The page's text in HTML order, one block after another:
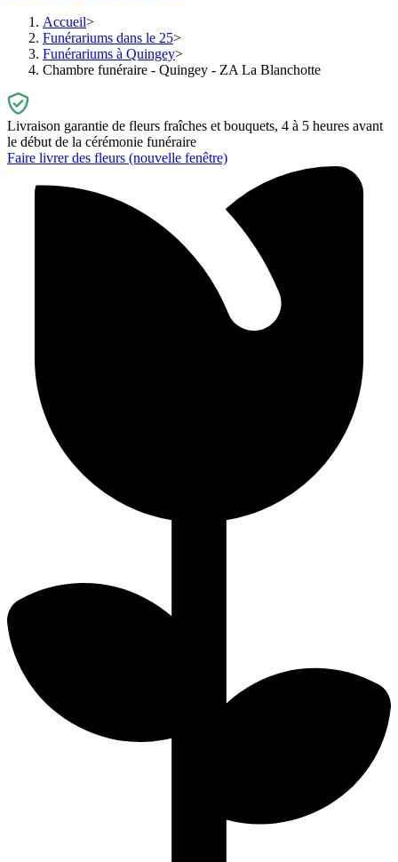
Accueil
Funérariums dans le 25
Funérariums à Quingey
Chambre funéraire - Quingey - ZA La Blanchotte
Livraison garantie de fleurs fraîches et bouquets, 4 à 5 heures avant
le début de la cérémonie funéraire
Faire livrer des fleurs (nouvelle fenêtre)